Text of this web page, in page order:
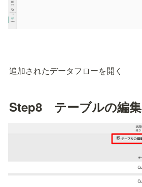
追加されたデータフローを開く
Step8　テーブルの編集